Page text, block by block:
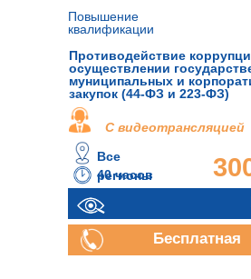
Противодействие
осуществлении
муниципальных и
закупок (44-ФЗ и 223-ФЗ)
40 часов
Все
регионы
Повышение
квалификации
Бесплатная
С видеотрансляцией